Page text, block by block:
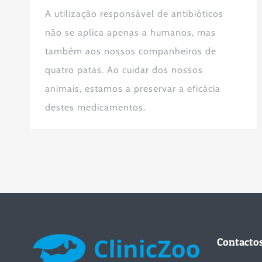
A utilização responsável de antibióticos
não se aplica apenas a humanos, mas
também aos nossos companheiros de
quatro patas. Ao cuidar dos nossos
animais, estamos a preservar a eficácia
destes medicamentos.